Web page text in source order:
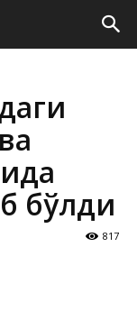
бўлди
817